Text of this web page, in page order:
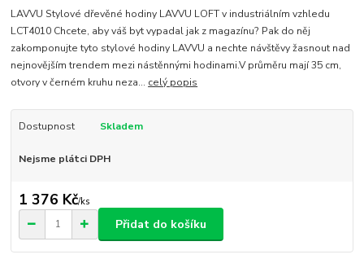
LAVVU Stylové dřevěné hodiny LAVVU LOFT v industriálním vzhledu
LCT4010 Chcete, aby váš byt vypadal jak z magazínu? Pak do něj
zakomponujte tyto stylové hodiny LAVVU a nechte návštěvy žasnout nad
nejnovějším trendem mezi nástěnnými hodinami.V průměru mají 35 cm,
otvory v černém kruhu neza... celý popis
Dostupnost Skladem
Nejsme plátci DPH
1 376 Kč/ks
Přidat do košíku